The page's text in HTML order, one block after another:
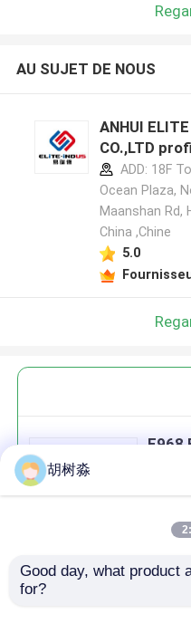
AU SUJET DE NOUS
ANHUI
CO.,LTD
ADD: 18F
Ocean Plaza,
Maanshan Rd,
China ,Chine
5.0
E968
Continuer
胡树淼
Good day, what product
for?